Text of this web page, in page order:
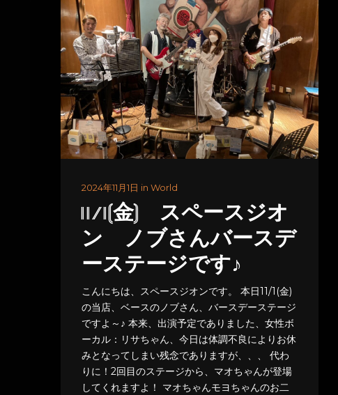
2024年11月1日 in World
11/1(金) スペースジオ
ン ノブさんバースデ
ーステージです♪
こんにちは、スペースジオンです。 本日11/1(金)
の当店、ベースのノブさん、バースデーステージ
ですよ～♪ 本来、出演予定でありました、女性ボ
ーカル：リサちゃん、今日は体調不良によりお休
みとなってしまい残念でありますが、、、 代わ
りに！2回目のステージから、マオちゃんが登場
してくれますよ！ マオちゃんモヨちゃんのお二